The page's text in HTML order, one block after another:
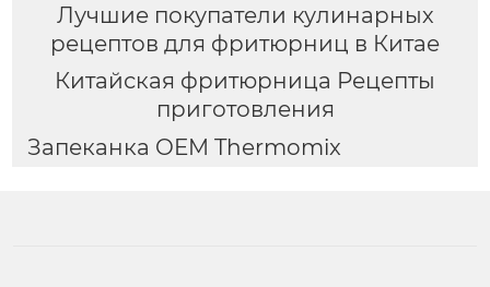
Лучшие покупатели кулинарных
рецептов для фритюрниц в Китае
Китайская фритюрница Рецепты
приготовления
Запеканка OEM Thermomix